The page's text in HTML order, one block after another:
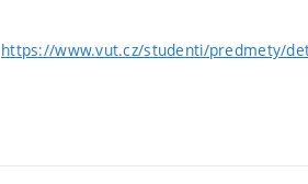
https://www.vut.cz/studenti/predmety/